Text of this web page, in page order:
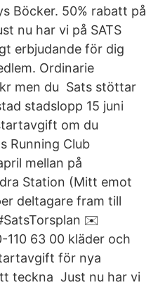
Böcker. 50% rabatt på
nu har vi på SATS
erbjudande för dig
Ordinarie
men du Sats stöttar
stadslopp 15 juni
om du
Running Club
mellan på
Station (Mitt emot
deltagare fram till
✉️
110 63 00 kläder och
för nya
teckna Just nu har vi